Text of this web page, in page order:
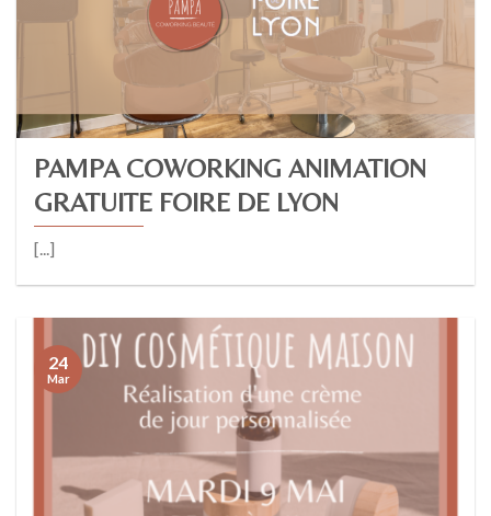
PAMPA COWORKING ANIMATION
GRATUITE FOIRE DE LYON
[...]
24
Mar